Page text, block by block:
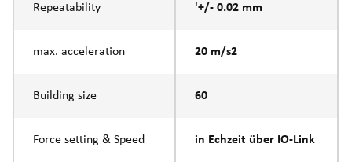
Repeatability '+/- 0.02 mm
max. acceleration 20 m/s2
Building size 60
Force setting & Speed in Echzeit über IO-Link